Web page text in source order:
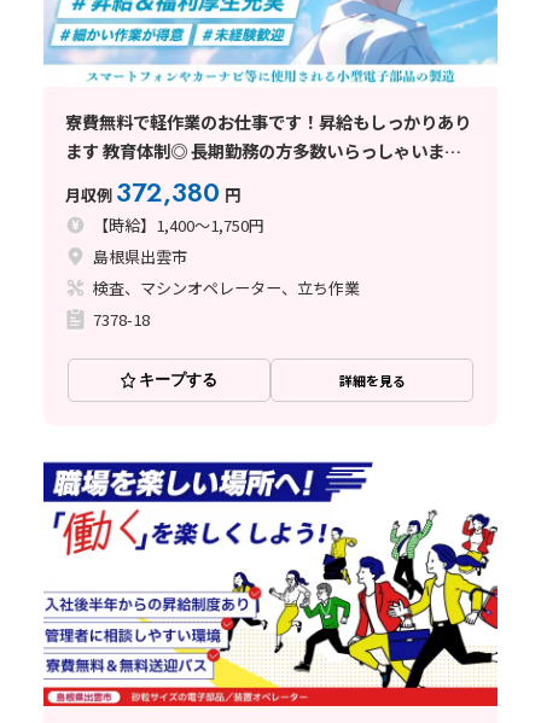
寮費無料で軽作業のお仕事です！昇給もしっかりあり
ます 教育体制◎ 長期勤務の方多数いらっしゃいます
月収例 372,380 円
【時給】1,400～1,750円
島根県出雲市
検査、マシンオペレーター、立ち作業
7378-18
キープする 詳細を見る